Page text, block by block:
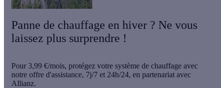
Panne de chauffage en hiver ? Ne vous
laissez plus surprendre !
Pour 3,99 €/mois, protégez votre système de chauffage avec
notre offre d'assistance, 7j/7 et 24h/24, en partenariat avec
Allianz.